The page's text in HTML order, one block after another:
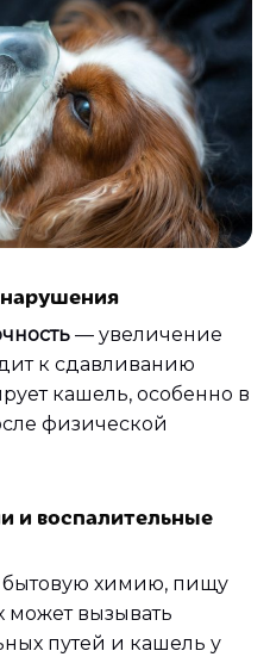
— увеличение
к сдавливанию
кашель, особенно в
физической
и воспалительные
бытовую химию, пищу
может вызывать
путей и кашель у